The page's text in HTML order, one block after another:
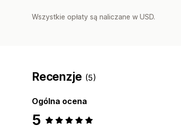
Wszystkie opłaty są naliczane w USD.
Recenzje (5)
Ogólna ocena
5